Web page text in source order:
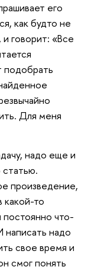
его
как будто не
говорит: «Все
подобрать
Для меня
надо еще и
статью.
произведение,
какой-то
что-
написать надо
свое время и
смог понять